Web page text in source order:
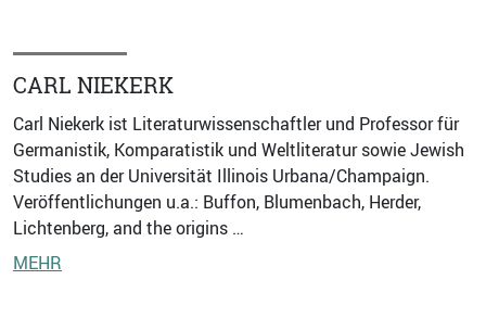
CARL NIEKERK
Carl Niekerk ist Literaturwissenschaftler und Professor für
Germanistik, Komparatistik und Weltliteratur sowie Jewish
Studies an der Universität Illinois Urbana/Champaign.
Veröffentlichungen u.a.: Buffon, Blumenbach, Herder,
Lichtenberg, and the origins …
MEHR